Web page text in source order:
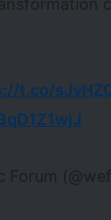
t.co/
Forum